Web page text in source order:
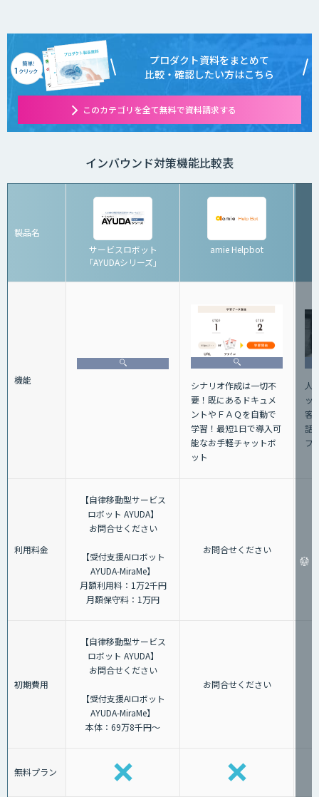
プロダクト資料をまとめて
比較・確認したい方はこちら
このカテゴリを全て無料で資料請求する
インバウンド対策機能比較表
製品名
サービスロボット
「AYUDAシリーズ」
amie Helpbot
機能
シナリオ作成は一切不
要！既にあるドキュメ
ントやＦＡＱを自動で
学習！最短1日で導入可
能なお手軽チャットボ
ット
人
ッ
客
話
フ
利用料金
【自律移動型サービス
ロボット AYUDA】
お問合せください
【受付支援AIロボット
AYUDA-MiraMe】
月額利用料：1万2千円
月額保守料：1万円
お問合せください
初期費用
【自律移動型サービス
ロボット AYUDA】
お問合せください
【受付支援AIロボット
AYUDA-MiraMe】
本体：69万8千円～
お問合せください
無料プラン